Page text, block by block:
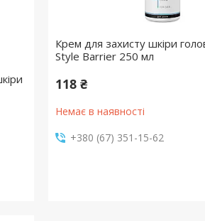
Крем для захисту шкіри
Style Barrier 250 мл
118 ₴
Немає в наявності
+380 (67) 351-15-62